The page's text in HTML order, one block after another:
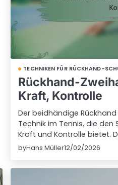
TECHNIKEN FÜR RÜCKHAND-
Rückhand-
Kraft, Kontrolle
Der beidhändige
Technik im Tennis, die
Kraft und Kontrolle bietet.
byHans Müller12/02/2026